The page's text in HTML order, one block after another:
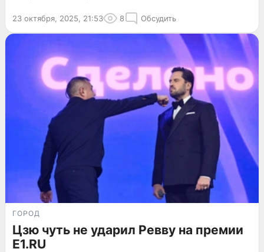
23 октября, 2025, 21:53 8 Обсудить
ГОРОД
Цзю чуть не ударил Ревву на премии
E1.RU